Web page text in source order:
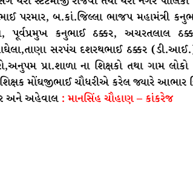
પરમાર, બ.કાં.જિલ્લા ભાજપ મહામંત્રી
પૂર્વપ્રમુખ કનુભાઈ ઠક્કર, અચરતલાલ
સરપંચ દશરથભાઈ ઠક્કર (ડી.આઈ.)
પ્રા.શાળા ના શિક્ષકો તથા ગામ
મોંઘજીભાઈ ચૌધરીએ કરેલ જ્યારે આભાર
અને અહેવાલ : માનસિંહ ચૌહાણ – કાંકરેજ